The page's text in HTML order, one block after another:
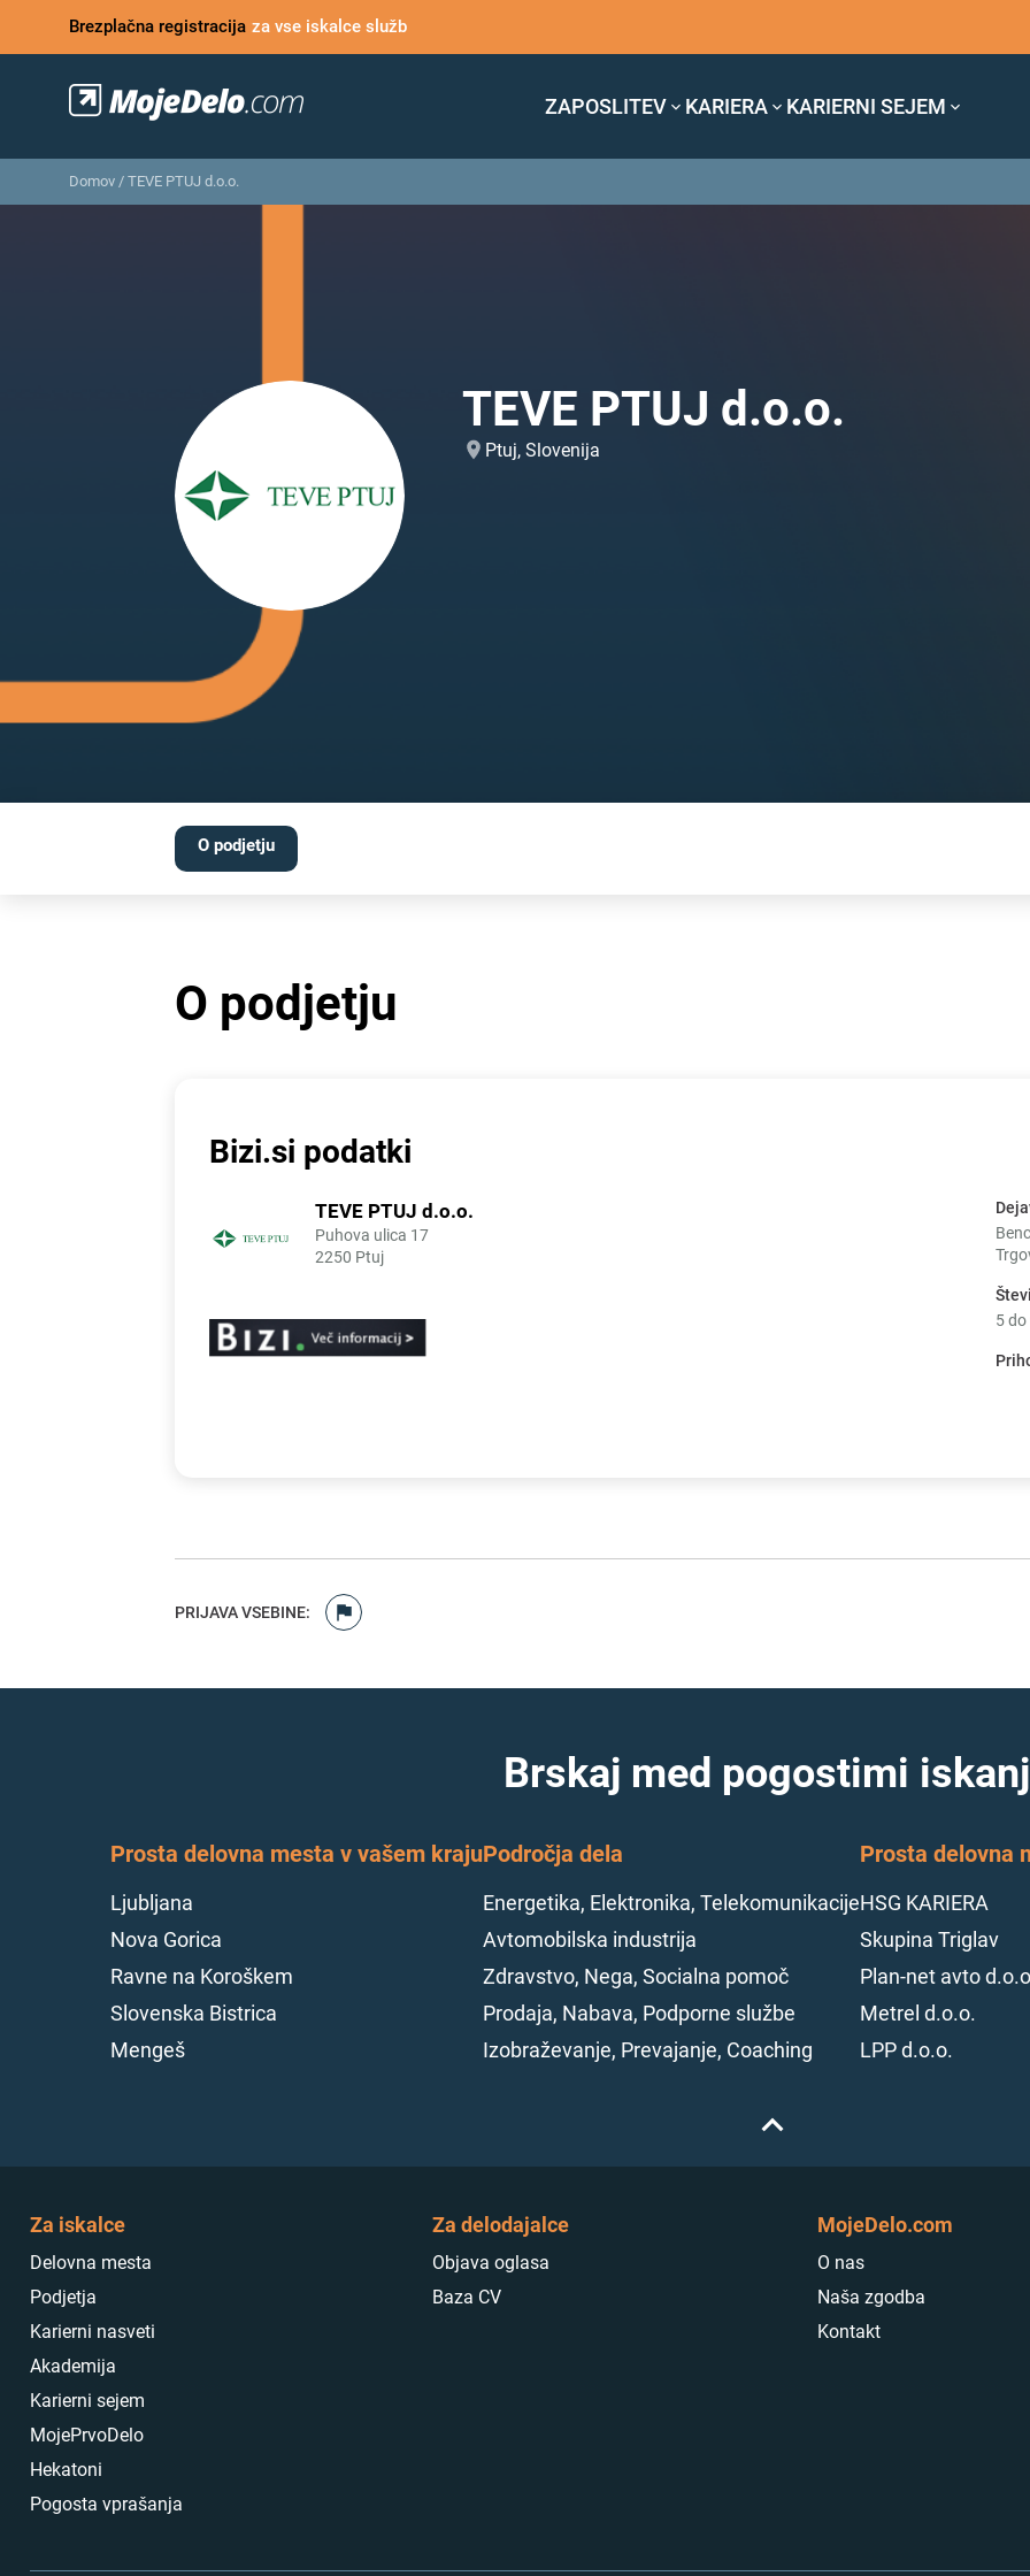
Brezplačna registracija za vse iskalce služb
ZAPOSLITEV KARIERA KARIERNI SEJEM
Domov / TEVE PTUJ d.o.o.
TEVE PTUJ d.o.o.
Ptuj, Slovenija
O podjetju
O podjetju
Bizi.si podatki
TEVE PTUJ d.o.o.
Puhova ulica 17
2250 Ptuj
5
PRIJAVA VSEBINE:
Brskaj med pogostimi
Prosta delovna mesta v vašem kraju
Ljubljana
Nova Gorica
Ravne na Koroškem
Slovenska Bistrica
Mengeš
Področja dela
Energetika, Elektronika, Telekomunikacije
Avtomobilska industrija
Zdravstvo, Nega, Socialna pomoč
Prodaja, Nabava, Podporne službe
Izobraževanje, Prevajanje, Coaching
Prosta delovna
HSG KARIERA
Skupina Triglav
Plan-net avto
Metrel d.o.o.
LPP d.o.o.
Za iskalce
Delovna mesta
Podjetja
Karierni nasveti
Akademija
Karierni sejem
MojePrvoDelo
Hekatoni
Pogosta vprašanja
Za delodajalce
Objava oglasa
Baza CV
MojeDelo.com
O nas
Naša zgodba
Kontakt